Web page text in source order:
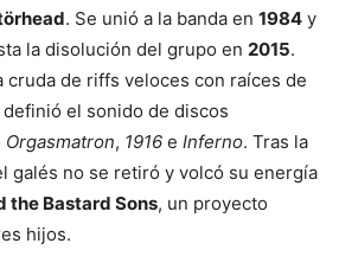
. Se unió a la banda en 1984 y
la disolución del grupo en 2015.
cruda de riffs veloces con raíces de
el sonido de discos
Orgasmatron, 1916 e Inferno. Tras la
galés no se retiró y volcó su energía
the Bastard Sons, un proyecto
hijos.